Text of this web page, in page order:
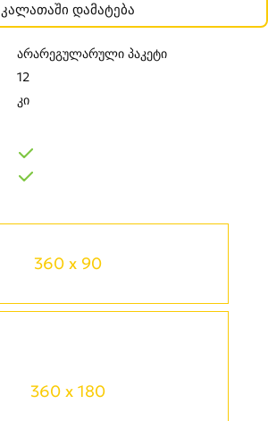
კალათაში დამატება
არარეგულარული პაკეტი
12
კი
360 x 90
360 x 180